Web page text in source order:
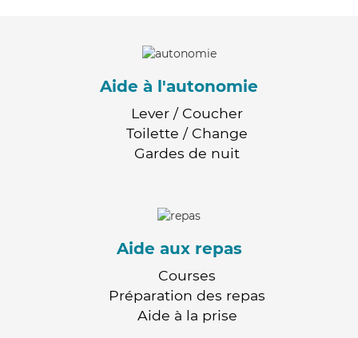
Aide à l'autonomie
Lever / Coucher
Toilette / Change
Gardes de nuit
Aide aux repas
Courses
Préparation des repas
Aide à la prise